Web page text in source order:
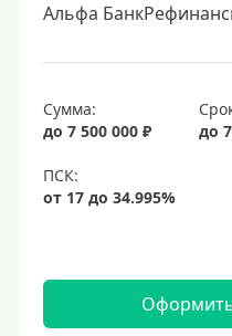
Альфа
Сумма:
до 7 500 000 ₽
до